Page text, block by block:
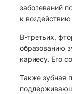
заболеваний
к воздействию
В-третьих,
образованию
кариесу. Его
Также зубная